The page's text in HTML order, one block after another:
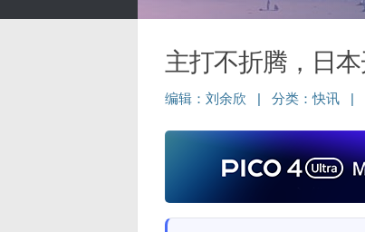
主打不折腾，日
编辑： 刘余欣 分类：快讯